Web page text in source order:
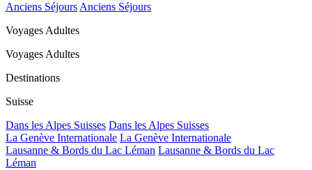
Anciens SéjoursAnciens Séjours
Voyages Adultes
Voyages Adultes
Destinations
Suisse
Dans les Alpes Suisses Dans les Alpes Suisses
La Genève Internationale La Genève Internationale
Lausanne & Bords du Lac Léman Lausanne & Bords du Lac
Léman